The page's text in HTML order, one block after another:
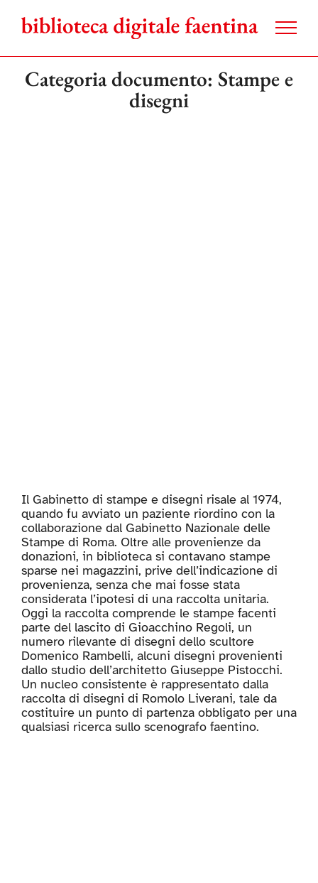
contenuto
Categoria documento: Stampe e
disegni
Il Gabinetto di stampe e disegni risale al 1974,
quando fu avviato un paziente riordino con la
collaborazione dal Gabinetto Nazionale delle
Stampe di Roma. Oltre alle provenienze da
donazioni, in biblioteca si contavano stampe
sparse nei magazzini, prive dell’indicazione di
provenienza, senza che mai fosse stata
considerata l’ipotesi di una raccolta unitaria.
Oggi la raccolta comprende le stampe facenti
parte del lascito di Gioacchino Regoli, un
numero rilevante di disegni dello scultore
Domenico Rambelli, alcuni disegni provenienti
dallo studio dell’architetto Giuseppe Pistocchi.
Un nucleo consistente è rappresentato dalla
raccolta di disegni di Romolo Liverani, tale da
costituire un punto di partenza obbligato per una
qualsiasi ricerca sullo scenografo faentino.